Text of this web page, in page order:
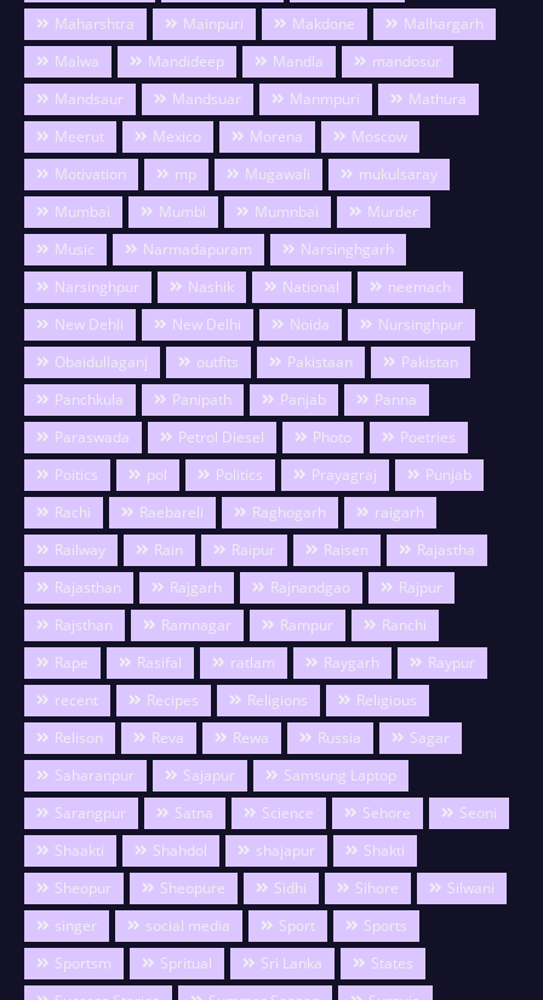
Maharshtra
Mainpuri Makdone
Malhargarh
Malwa
Mandideep Mandla
mandosur
Mandsaur
Mandsuar Manmpuri
Mathura
Meerut
Mexico Morena
Moscow
Motivation
mp Mugawali
mukulsaray
Mumbai
Mumbi Mumnbai
Murder
Music
Narmadapuram
Narsinghgarh
Narsinghpur
Nashik National
neemach
New Dehli
New Delhi Noida
Nursinghpur
Obaidullaganj
outfits Pakistaan
Pakistan
Panchkula
Panipath Panjab
Panna
Paraswada
Petrol Diesel Photo
Poetries
Poitics
pol Politics Prayagraj
Punjab
Rachi
Raebareli Raghogarh
raigarh
Railway
Rain Raipur Raisen
Rajastha
Rajasthan
Rajgarh Rajnandgao
Rajpur
Rajsthan
Ramnagar Rampur
Ranchi
Rape
Rasifal ratlam Raygarh
Raypur
recent
Recipes Religions
Religious
Relison
Reva Rewa Russia
Sagar
Saharanpur
Sajapur
Samsung Laptop
Sarangpur
Satna Science Sehore
Seoni
Shaakti
Shahdol shajapur
Shakti
Sheopur
Sheopure Sidhi Sihore
Silwani
singer
social media Sport
Sports
Sportsm
Spritual Sri Lanka
States